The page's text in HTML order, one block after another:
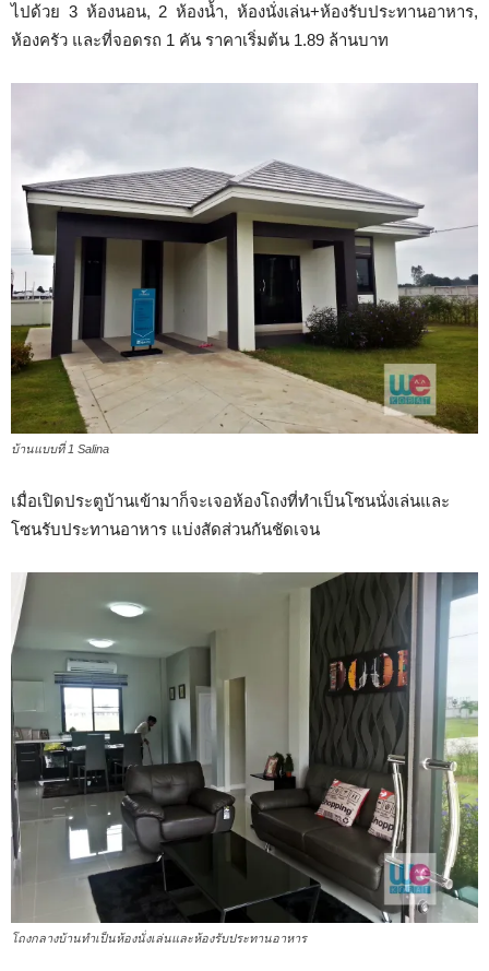
ไปด้วย 3 ห้องนอน, 2 ห้องน้ำ, ห้องนั่งเล่น+ห้องรับประทานอาหาร,
ห้องครัว และที่จอดรถ 1 คัน ราคาเริ่มต้น 1.89 ล้านบาท
บ้านแบบที่ 1 Salina
เมื่อเปิดประตูบ้านเข้ามาก็จะเจอห้องโถงที่ทำเป็นโซนนั่งเล่นและ
โซนรับประทานอาหาร แบ่งสัดส่วนกันชัดเจน
โถงกลางบ้านทำเป็นห้องนั่งเล่นและห้องรับประทานอาหาร